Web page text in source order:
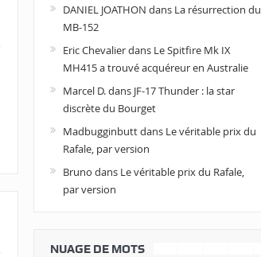
DANIEL JOATHON dans La résurrection du
MB-152
Eric Chevalierdans Le Spitfire Mk IX
MH415 a trouvé acquéreur en Australie
Marcel D.dans JF-17 Thunder : la star
discrète du Bourget
Madbugginbuttdans Le véritable prix du
Rafale, par version
Bruno dans Le véritable prix du Rafale,
par version
NUAGE DE MOTS